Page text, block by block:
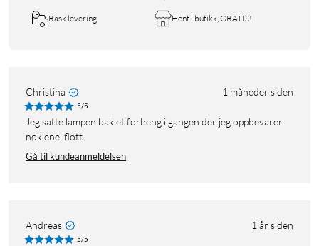
Rask levering Hent i butikk, GRATIS!
Christina 1 måneder siden
5/5
Jeg satte lampen bak et forheng i gangen der jeg oppbevarer
nøklene, flott.
Gå til kundeanmeldelsen
Andreas 1 år siden
5/5